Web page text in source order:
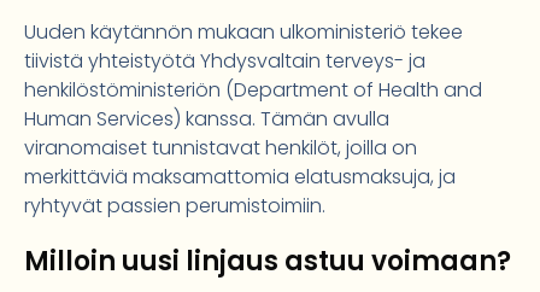
Uuden käytännön mukaan ulkoministeriö tekee
tiivistä yhteistyötä Yhdysvaltain terveys- ja
henkilöstöministeriön (Department of Health and
Human Services) kanssa. Tämän avulla
viranomaiset tunnistavat henkilöt, joilla on
merkittäviä maksamattomia elatusmaksuja, ja
ryhtyvät passien perumistoimiin.
Milloin uusi linjaus astuu voimaan?